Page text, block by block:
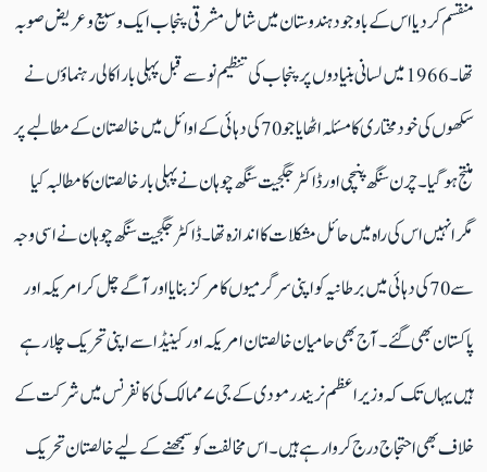
منقسم کردیا اس کے باوجود ہندوستان میں شامل مشرقی پنجاب ایک وسیع و عریض صوبہ
تھا ۔ 1966 میں لسانی بنیادوں پر پنجاب کی تنظیم نو سے قبل پہلی بار اکالی رہنماؤں نے
سکھوں کی خودمختاری کا مسئلہ اٹھایا جو 70 کی دہائی کے اوائل میں خالصتان کے مطالبے پر
منتج ہوگیا۔ چرن سنگھ پنچی اور ڈاکٹر جگجیت سنگھ چوہان نے پہلی بار خالصتان کا مطالبہ کیا
مگر انہیں اس کی راہ میں حائل مشکلات کا اندازہ تھا ۔ ڈاکٹر جگجیت سنگھ چوہان نے اسی وجہ
سے 70 کی دہائی میں برطانیہ کو اپنی سرگرمیوں کا مرکز بنایا اور آگے چل کر امریکہ اور
پاکستان بھی گئے۔ آج بھی حامیان خالصتان امریکہ اور کینیڈا سے اپنی تحریک چلا رہے
ہیں یہاں تک کہ وزیر اعظم نریندر مودی کے جی ۷ ممالک کی کانفرنس میں شرکت کے
خلاف بھی احتجاج درج کروا رہے ہیں ۔ اس مخالفت کو سمجھنے کے لیے خالصتان تحریک